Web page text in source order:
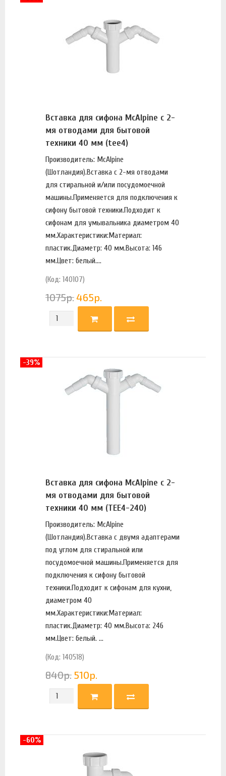
Вставка для сифона McAlpine с 2-
мя отводами для бытовой
техники 40 мм (tee4)
Производитель: McAlpine
(Шотландия).Вставка с 2-мя отводами
для стиральной и/или посудомоечной
машины.Применяется для подключения к
сифону бытовой техники.Подходит к
сифонам для умывальника диаметром 40
мм.Характеристики:Материал:
пластик.Диаметр: 40 мм.Высота: 146
мм.Цвет: белый....
(Код: 140107)
1075р.465р.
Вставка для сифона McAlpine с 2-
мя отводами для бытовой
техники 40 мм (TEE4-240)
Производитель: McAlpine
(Шотландия).Вставка с двумя адаптерами
под углом для стиральной или
посудомоечной машины.Применяется для
подключения к сифону бытовой
техники.Подходит к сифонам для кухни,
диаметром 40
мм.Характеристики:Материал:
пластик.Диаметр: 40 мм.Высота: 246
мм.Цвет: белый. ...
(Код: 140518)
840р. 510р.
-39%
-60%